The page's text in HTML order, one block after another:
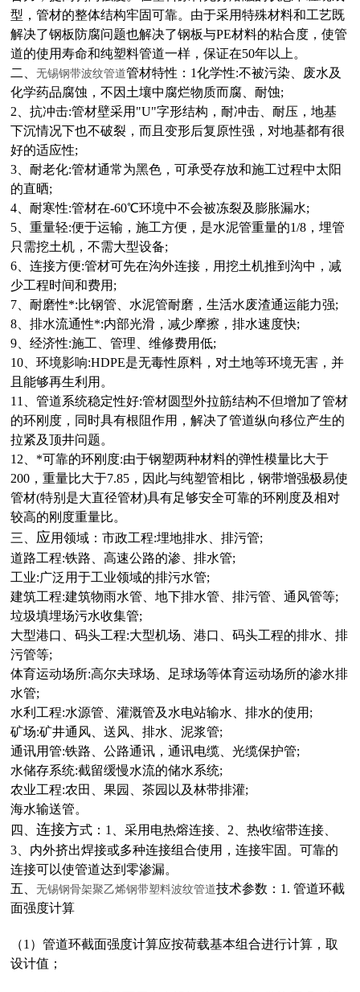
型，管材的整体结构牢固可靠。由于采用特殊材料和工艺既
解决了钢板防腐问题也解决了钢板与PE材料的粘合度，使管
道的使用寿命和纯塑料管道一样，保证在50年以上。
二、无锡钢带波纹管道管材特性：1化学性:不被污染、废水及
化学药品腐蚀，不因土壤中腐烂物质而腐、耐蚀;
2、抗冲击:管材壁采用"U"字形结构，耐冲击、耐压，地基
下沉情况下也不破裂，而且变形后复原性强，对地基都有很
好的适应性;
3、耐老化:管材通常为黑色，可承受存放和施工过程中太阳
的直晒;
4、耐寒性:管材在-60℃环境中不会被冻裂及膨胀漏水;
5、重量轻:便于运输，施工方便，是水泥管重量的1/8，埋管
只需挖土机，不需大型设备;
6、连接方便:管材可先在沟外连接，用挖土机推到沟中，减
少工程时间和费用;
7、耐磨性*:比钢管、水泥管耐磨，生活水废渣通运能力强;
8、排水流通性*:内部光滑，减少摩擦，排水速度快;
9、经济性:施工、管理、维修费用低;
10、环境影响:HDPE是无毒性原料，对土地等环境无害，并
且能够再生利用。
11、管道系统稳定性好:管材圆型外拉筋结构不但增加了管材
的环刚度，同时具有根阻作用，解决了管道纵向移位产生的
拉紧及顶井问题。
12、*可靠的环刚度:由于钢塑两种材料的弹性模量比大于
200，重量比大于7.85，因此与纯塑管相比，钢带增强极易使
管材(特别是大直径管材)具有足够安全可靠的环刚度及相对
较高的刚度重量比。
三、 应用领域：市政工程:埋地排水、排污管;
道路工程:铁路、高速公路的渗、排水管;
工业:广泛用于工业领域的排污水管;
建筑工程:建筑物雨水管、地下排水管、排污管、通风管等;
垃圾填埋场污水收集管;
大型港口、码头工程:大型机场、港口、码头工程的排水、排
污管等;
体育运动场所:高尔夫球场、足球场等体育运动场所的渗水排
水管;
水利工程:水源管、灌溉管及水电站输水、排水的使用;
矿场:矿井通风、送风、排水、泥浆管;
通讯用管:铁路、公路通讯，通讯电缆、光缆保护管;
水储存系统:截留缓慢水流的储水系统;
农业工程:农田、果园、茶园以及林带排灌;
海水输送管。
四、连接方式：1、采用电热熔连接、2、热收缩带连接、
3、 内外挤出焊接或多种连接组合使用，连接牢固。可靠的
连接可以使管道达到零渗漏。
五、无锡钢骨架聚乙烯钢带塑料波纹管道技术参数：1. 管道环截
面强度计算
（1）管道环截面强度计算应按荷载基本组合进行计算，取
设计值；